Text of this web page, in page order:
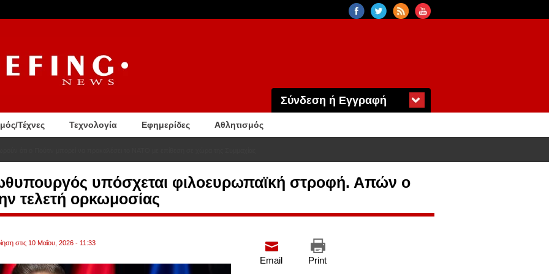
Σύνδεση ή Εγγραφή
Τέχνες Τεχνολογία Εφημερίδες Αθλητισμός
υπόσχεται φιλοευρωπαϊκή στροφή. Απών ο
τελετή ορκωμοσίας
στις 10 Μαΐου, 2026 - 11:33
Print
Email